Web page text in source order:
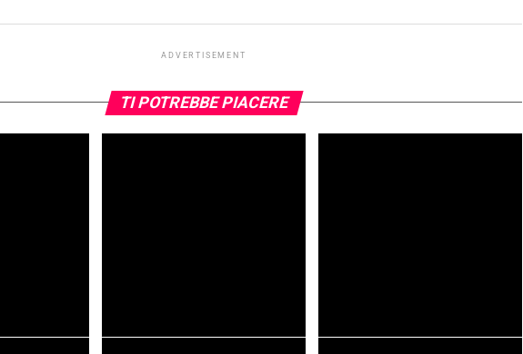
ADVERTISEMENT
TI POTREBBE PIACERE